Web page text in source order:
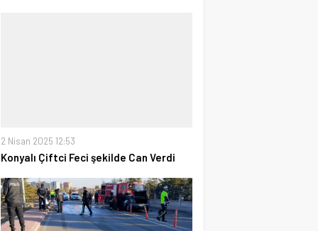
2 Nisan 2025 12:53
Konyalı Çiftci Feci şekilde Can Verdi